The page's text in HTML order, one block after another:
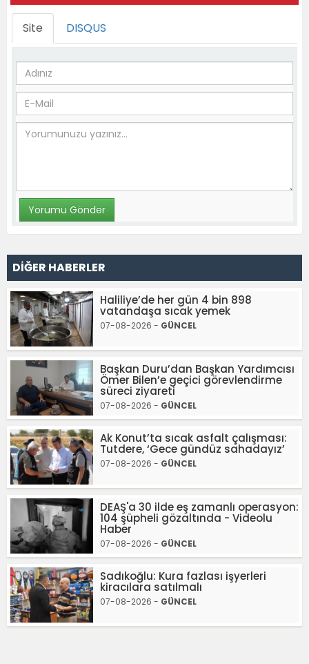
Site DISQUS
DİĞER HABERLER
Haliliye’de her gün 4 bin 898
vatandaşa sıcak yemek
07-08-2026 - GÜNCEL
Başkan Duru’dan Başkan Yardımcısı
Ömer Bilen’e geçici görevlendirme
süreci ziyareti
07-08-2026 - GÜNCEL
Ak Konut’ta sıcak asfalt çalışması:
Tutdere, ‘Gece gündüz sahadayız’
07-08-2026 - GÜNCEL
DEAŞ'a 30 ilde eş zamanlı operasyon:
104 şüpheli gözaltında - Videolu
Haber
07-08-2026 - GÜNCEL
Sadıkoğlu: Kura fazlası işyerleri
kiracılara satılmalı
07-08-2026 - GÜNCEL